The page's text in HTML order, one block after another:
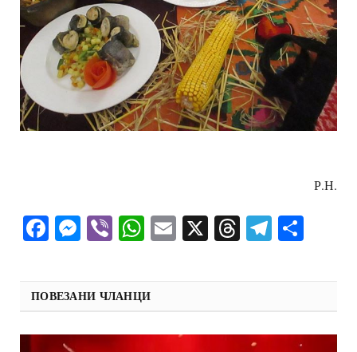
Р.Н.
Facebook
Messenger
ViberWhatsApp
Email
X Threads
ПОВЕЗАНИ ЧЛАНЦИ